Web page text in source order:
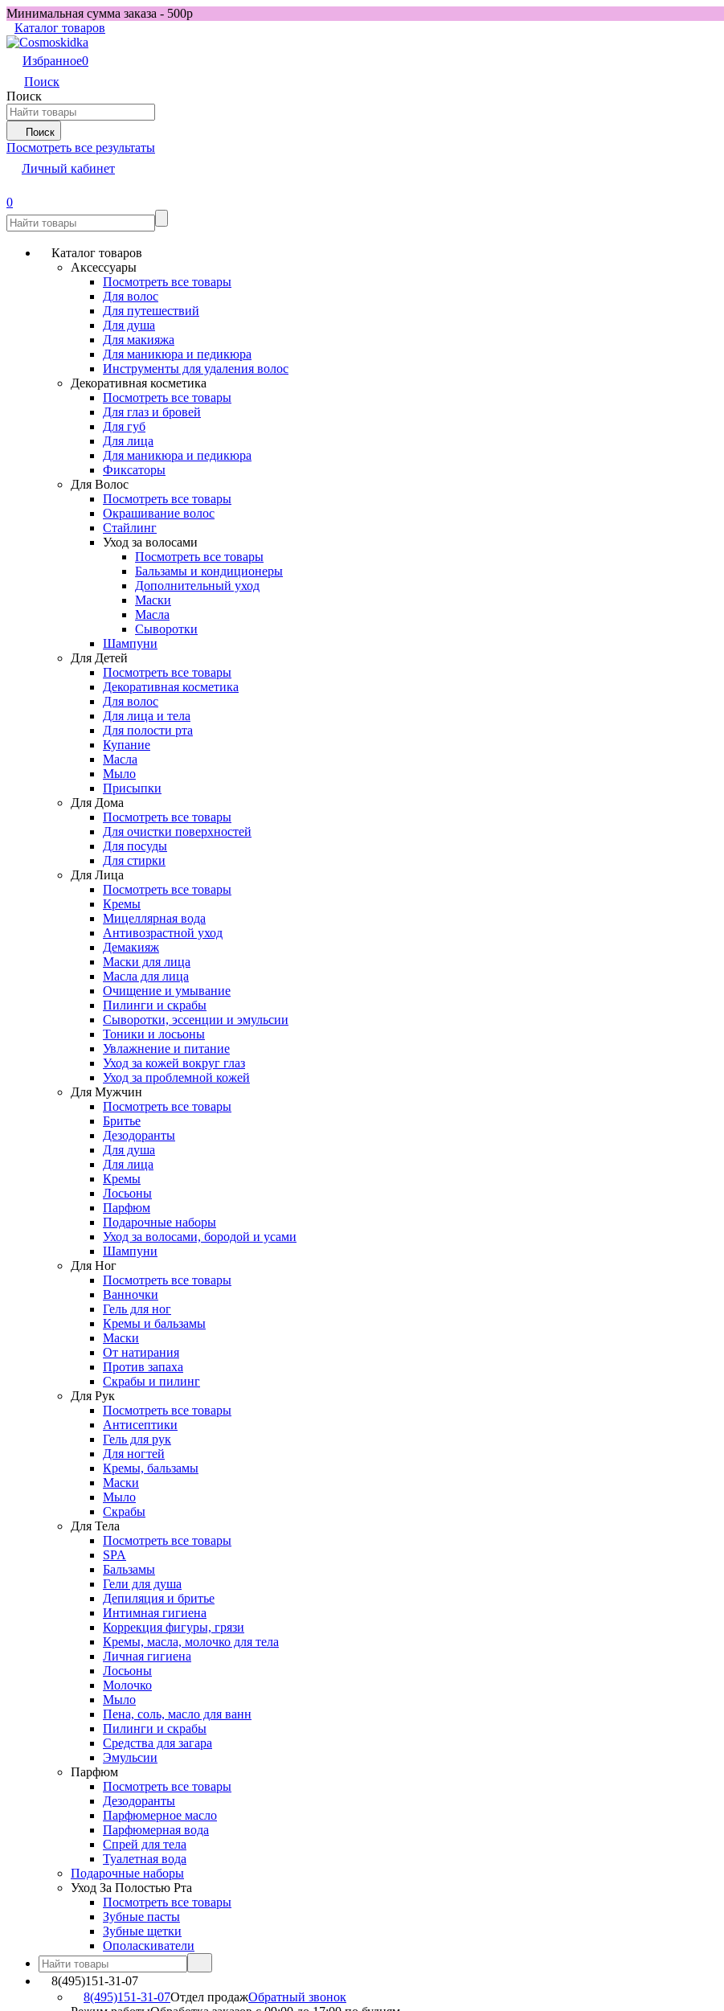
Минимальная сумма заказа - 500р
Каталог товаров
Избранное0
Поиск
Поиск
Поиск
Посмотреть все результаты
Личный кабинет
0
Каталог товаров
Аксессуары
Посмотреть все товары
Для волос
Для путешествий
Для душа
Для макияжа
Для маникюра и педикюра
Инструменты для удаления волос
Декоративная косметика
Посмотреть все товары
Для глаз и бровей
Для губ
Для лица
Для маникюра и педикюра
Фиксаторы
Для Волос
Посмотреть все товары
Окрашивание волос
Стайлинг
Уход за волосами
Посмотреть все товары
Бальзамы и кондиционеры
Дополнительный уход
Маски
Масла
Сыворотки
Шампуни
Для Детей
Посмотреть все товары
Декоративная косметика
Для волос
Для лица и тела
Для полости рта
Купание
Масла
Мыло
Присыпки
Для Дома
Посмотреть все товары
Для очистки поверхностей
Для посуды
Для стирки
Для Лица
Посмотреть все товары
Кремы
Мицеллярная вода
Антивозрастной уход
Демакияж
Маски для лица
Масла для лица
Очищение и умывание
Пилинги и скрабы
Сыворотки, эссенции и эмульсии
Тоники и лосьоны
Увлажнение и питание
Уход за кожей вокруг глаз
Уход за проблемной кожей
Для Мужчин
Посмотреть все товары
Бритье
Дезодоранты
Для душа
Для лица
Кремы
Лосьоны
Парфюм
Подарочные наборы
Уход за волосами, бородой и усами
Шампуни
Для Ног
Посмотреть все товары
Ванночки
Гель для ног
Кремы и бальзамы
Маски
От натирания
Против запаха
Скрабы и пилинг
Для Рук
Посмотреть все товары
Антисептики
Гель для рук
Для ногтей
Кремы, бальзамы
Маски
Мыло
Скрабы
Для Тела
Посмотреть все товары
SPA
Бальзамы
Гели для душа
Депиляция и бритье
Интимная гигиена
Коррекция фигуры, грязи
Кремы, масла, молочко для тела
Личная гигиена
Лосьоны
Молочко
Мыло
Пена, соль, масло для ванн
Пилинги и скрабы
Средства для загара
Эмульсии
Парфюм
Посмотреть все товары
Дезодоранты
Парфюмерное масло
Парфюмерная вода
Спрей для тела
Туалетная вода
Подарочные наборы
Уход За Полостью Рта
Посмотреть все товары
Зубные пасты
Зубные щетки
Ополаскиватели
8(495)151-31-07
8(495)151-31-07Отдел продажОбратный звонок